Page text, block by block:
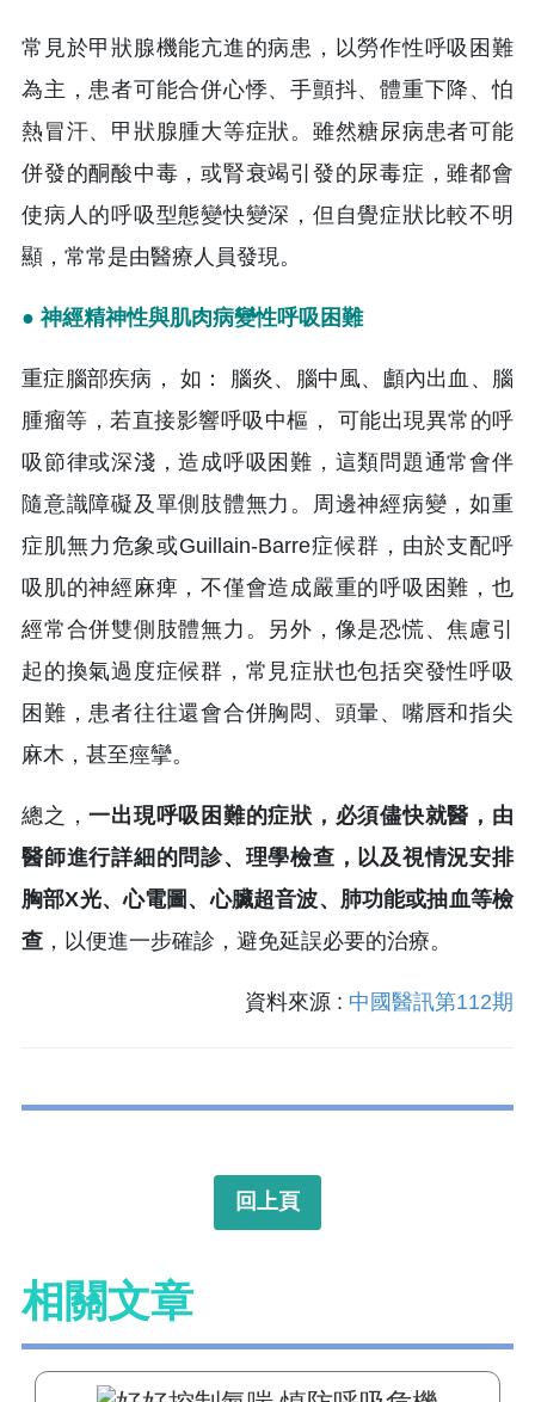
常見於甲狀腺機能亢進的病患，以勞作性呼吸困難
為主，患者可能合併心悸、手顫抖、體重下降、怕
熱冒汗、甲狀腺腫大等症狀。雖然糖尿病患者可能
併發的酮酸中毒，或腎衰竭引發的尿毒症，雖都會
使病人的呼吸型態變快變深，但自覺症狀比較不明
顯，常常是由醫療人員發現。
● 神經精神性與肌肉病變性呼吸困難
重症腦部疾病， 如： 腦炎、腦中風、顱內出血、腦
腫瘤等，若直接影響呼吸中樞， 可能出現異常的呼
吸節律或深淺，造成呼吸困難，這類問題通常會伴
隨意識障礙及單側肢體無力。周邊神經病變，如重
症肌無力危象或Guillain-Barre症候群，由於支配呼
吸肌的神經麻痺，不僅會造成嚴重的呼吸困難，也
經常合併雙側肢體無力。另外，像是恐慌、焦慮引
起的換氣過度症候群，常見症狀也包括突發性呼吸
困難，患者往往還會合併胸悶、頭暈、嘴唇和指尖
麻木，甚至痙攣。
總之，一出現呼吸困難的症狀，必須儘快就醫，由
醫師進行詳細的問診、理學檢查，以及視情況安排
胸部X光、心電圖、心臟超音波、肺功能或抽血等檢
查 ，以便進一步確診，避免延誤必要的治療。
資料來源 : 中國醫訊第112期
回上頁
相關文章